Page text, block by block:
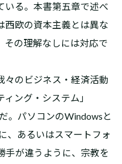
いる。本書第五章で述べ
西欧の資本主義とは異な
その理解なしには対応で
のビジネス・経済活動
ング・システム」
。パソコンのWindowsと
、あるいはスマートフォ
手が違うように、宗教を